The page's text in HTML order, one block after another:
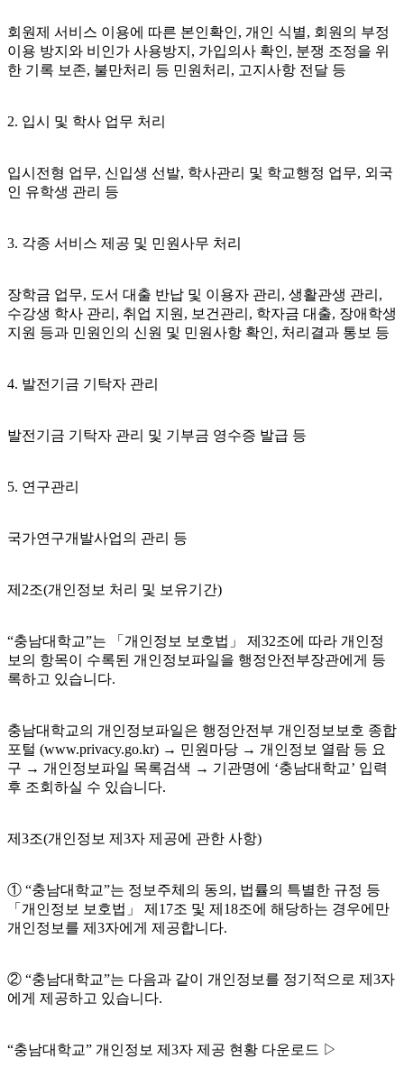
회원제 서비스 이용에 따른 본인확인, 개인 식별, 회원의 부정
이용 방지와 비인가 사용방지, 가입의사 확인, 분쟁 조정을 위
한 기록 보존, 불만처리 등 민원처리, 고지사항 전달 등
2. 입시 및 학사 업무 처리
입시전형 업무, 신입생 선발, 학사관리 및 학교행정 업무, 외국
인 유학생 관리 등
3. 각종 서비스 제공 및 민원사무 처리
장학금 업무, 도서 대출 반납 및 이용자 관리, 생활관생 관리,
수강생 학사 관리, 취업 지원, 보건관리, 학자금 대출, 장애학생
지원 등과 민원인의 신원 및 민원사항 확인, 처리결과 통보 등
4. 발전기금 기탁자 관리
발전기금 기탁자 관리 및 기부금 영수증 발급 등
5. 연구관리
국가연구개발사업의 관리 등
제2조(개인정보 처리 및 보유기간)
“충남대학교”는 「개인정보 보호법」 제32조에 따라 개인정
보의 항목이 수록된 개인정보파일을 행정안전부장관에게 등
록하고 있습니다.
충남대학교의 개인정보파일은 행정안전부 개인정보보호 종합
포털 (www.privacy.go.kr) → 민원마당 → 개인정보 열람 등 요
구 → 개인정보파일 목록검색 → 기관명에 ‘충남대학교’ 입력
후 조회하실 수 있습니다.
제3조(개인정보 제3자 제공에 관한 사항)
① “충남대학교”는 정보주체의 동의, 법률의 특별한 규정 등
「개인정보 보호법」 제17조 및 제18조에 해당하는 경우에만
개인정보를 제3자에게 제공합니다.
② “충남대학교”는 다음과 같이 개인정보를 정기적으로 제3자
에게 제공하고 있습니다.
“충남대학교” 개인정보 제3자 제공 현황 다운로드 ▷